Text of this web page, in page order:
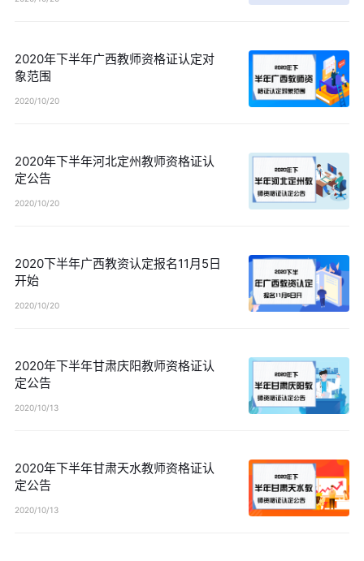
2020年下半年广西教师资格证认定对
象范围
2020/10/20
2020年下半年河北定州教师资格证认
定公告
2020/10/20
2020下半年广西教资认定报名11月5日
开始
2020/10/20
2020年下半年甘肃庆阳教师资格证认
定公告
2020/10/13
2020年下半年甘肃天水教师资格证认
定公告
2020/10/13